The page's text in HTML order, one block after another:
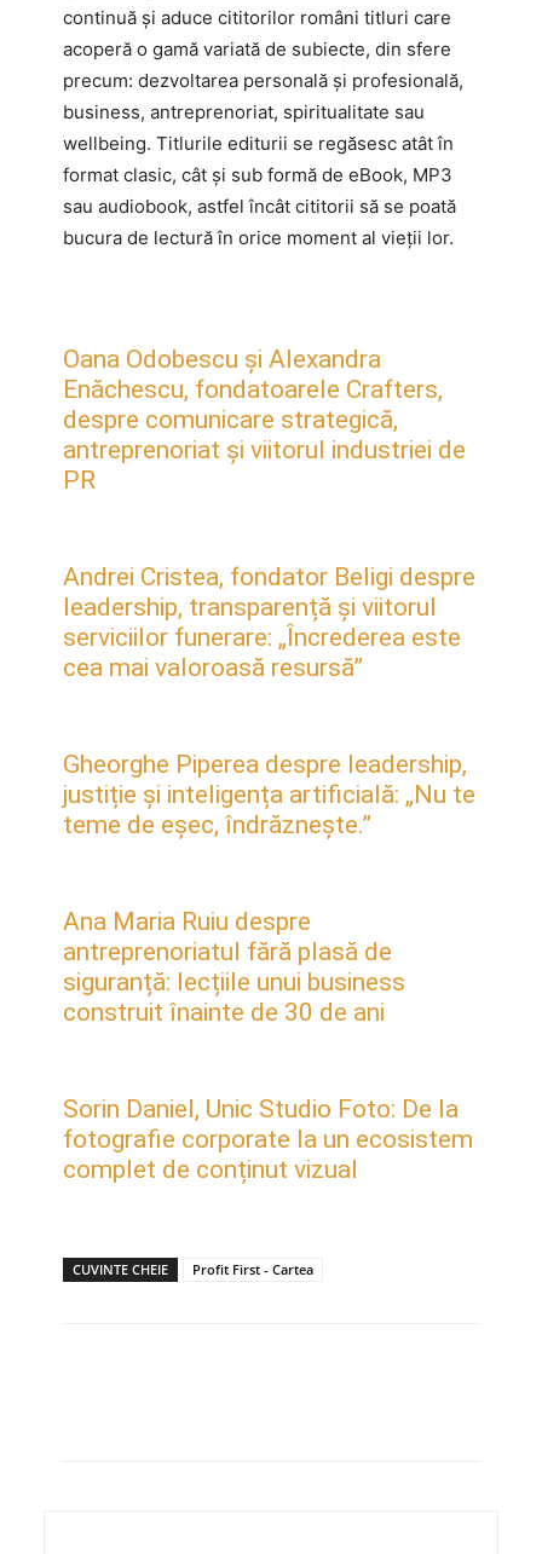
continuă și aduce cititorilor români titluri care
acoperă o gamă variată de subiecte, din sfere
precum: dezvoltarea personală și profesională,
business, antreprenoriat, spiritualitate sau
wellbeing. Titlurile editurii se regăsesc atât în
format clasic, cât și sub formă de eBook, MP3
sau audiobook, astfel încât cititorii să se poată
bucura de lectură în orice moment al vieții lor.
Oana Odobescu și Alexandra
Enăchescu, fondatoarele Crafters,
despre comunicare strategică,
antreprenoriat și viitorul industriei de
PR
Andrei Cristea, fondator Beligi despre
leadership, transparență și viitorul
serviciilor funerare: „Încrederea este
cea mai valoroasă resursă”
Gheorghe Piperea despre leadership,
justiție și inteligența artificială: „Nu te
teme de eșec, îndrăznește.”
Ana Maria Ruiu despre
antreprenoriatul fără plasă de
siguranță: lecțiile unui business
construit înainte de 30 de ani
Sorin Daniel, Unic Studio Foto: De la
fotografie corporate la un ecosistem
complet de conținut vizual
CUVINTE CHEIE Profit First - Cartea